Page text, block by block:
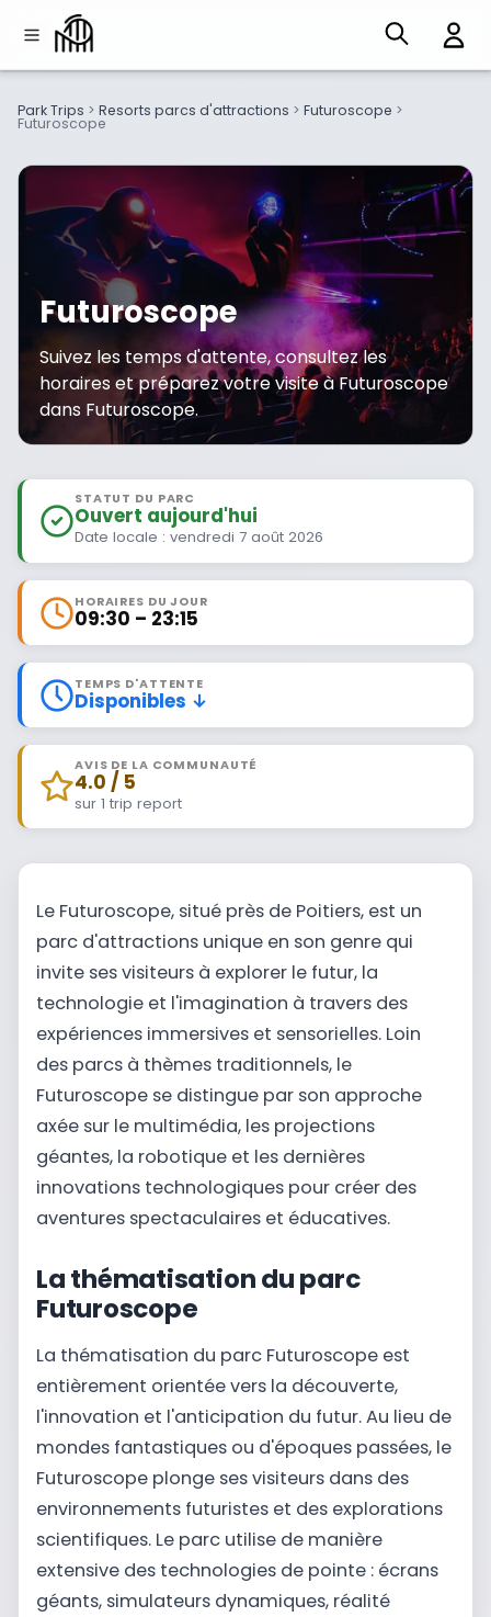
Park Trips > Resorts parcs d'attractions > Futuroscope >
Futuroscope
Futuroscope
Suivez les temps d'attente, consultez les
horaires et préparez votre visite à Futuroscope
dans Futuroscope.
STATUT DU PARC
Ouvert aujourd'hui
Date locale : vendredi 7 août 2026
HORAIRES DU JOUR
09:30 – 23:15
TEMPS D'ATTENTE
Disponibles ↓
AVIS DE LA COMMUNAUTÉ
4.0 / 5
sur 1 trip report
Le Futuroscope, situé près de Poitiers, est un
parc d'attractions unique en son genre qui
invite ses visiteurs à explorer le futur, la
technologie et l'imagination à travers des
expériences immersives et sensorielles. Loin
des parcs à thèmes traditionnels, le
Futuroscope se distingue par son approche
axée sur le multimédia, les projections
géantes, la robotique et les dernières
innovations technologiques pour créer des
aventures spectaculaires et éducatives.
La thématisation du parc
Futuroscope
La thématisation du parc Futuroscope est
entièrement orientée vers la découverte,
l'innovation et l'anticipation du futur. Au lieu de
mondes fantastiques ou d'époques passées, le
Futuroscope plonge ses visiteurs dans des
environnements futuristes et des explorations
scientifiques. Le parc utilise de manière
extensive des technologies de pointe : écrans
géants, simulateurs dynamiques, réalité